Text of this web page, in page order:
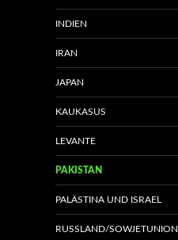
INDIEN
IRAN
JAPAN
KAUKASUS
LEVANTE
PAKISTAN
PALÄSTINA UND ISRAEL
RUSSLAND/SOWJETUNION